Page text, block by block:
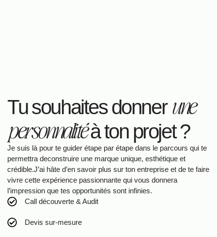
Tu souhaites donnerune
personnalitéà ton projet ?
Je suis là pour te guider étape par étape dans le parcours qui te
permettra deconstruire une marque unique, esthétique et
crédible.J’ai hâte d’en savoir plus sur ton entreprise et de te faire
vivre cette expérience passionnante qui vous donnera
l’impression que tes opportunités sont infinies.
Call découverte & Audit
Devis sur-mesure